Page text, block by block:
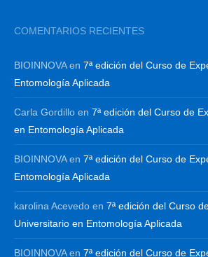
COMENTARIOS RECIENTES
BIOINNOVAen 7ª edición del Curso de
Entomología Aplicada
Carla Gordillo en 7ª edición del Curso de
en Entomología Aplicada
BIOINNOVAen 7ª edición del Curso de
Entomología Aplicada
karolina Acevedo en 7ª edición del Curso
Universitario en Entomología Aplicada
BIOINNOVAen 7ª edición del Curso de